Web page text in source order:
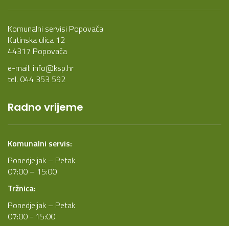
Komunalni servisi Popovača
Kutinska ulica 12
44317 Popovača
e-mail: info@ksp.hr
tel. 044 353 592
Radno vrijeme
Komunalni servis:
Ponedjeljak – Petak
07:00 – 15:00
Tržnica:
Ponedjeljak – Petak
07:00 - 15:00